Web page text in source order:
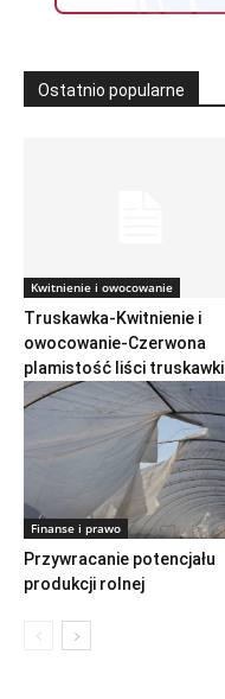
Ostatnio popularne
Kwitnienie i owocowanie
Truskawka-Kwitnienie i
owocowanie-Czerwona
plamistość liści truskawki
Finanse i prawo
Przywracanie potencjału
produkcji rolnej